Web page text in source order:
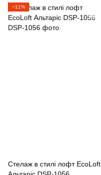
−11%
Стелаж в стилі лофт EcoLoft